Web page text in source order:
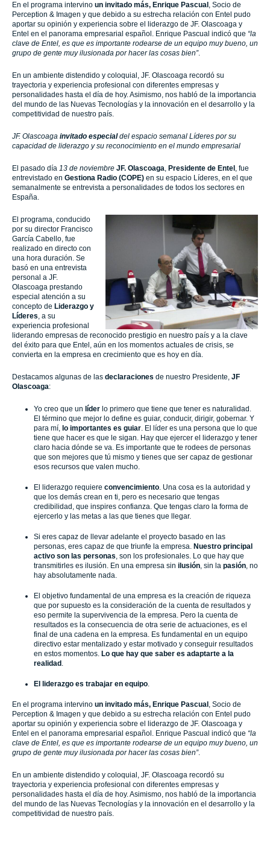
En el programa intervino un invitado más, Enrique Pascual , Socio de
Perception & Imagen y que debido a su estrecha relación con Entel pudo
aportar su opinión y experiencia sobre el liderazgo de JF. Olascoaga y
Entel en el panorama empresarial español. Enrique Pascual indicó que “la
clave de Entel, es que es importante rodearse de un equipo muy bueno, un
grupo de gente muy ilusionada por hacer las cosas bien”.
En un ambiente distendido y coloquial, JF. Olascoaga recordó su
trayectoria y experiencia profesional con diferentes empresas y
personalidades hasta el día de hoy. Asimismo, nos habló de la importancia
del mundo de las Nuevas Tecnologías y la innovación en el desarrollo y la
competitividad de nuestro país.
JF. Olascoaga invitado especialdel espacio semanal Líderes por su
capacidad de liderazgo y su reconocimiento en el mundo empresarial
El pasado día 13 de noviembre JF. Olascoaga, Presidente de Entel , fue
entrevistado en Gestiona Radio (COPE) en su espacio Líderes, en el que
semanalmente se entrevista a personalidades de todos los sectores en
España.
El programa, conducido
por su director Francisco
García Cabello, fue
realizado en directo con
una hora duración. Se
basó en una entrevista
personal a JF.
Olascoaga prestando
especial atención a su
concepto de Liderazgo y
Líderes, a su
experiencia profesional
liderando empresas de reconocido prestigio en nuestro país y a la clave
del éxito para que Entel, aún en los momentos actuales de crisis, se
convierta en la empresa en crecimiento que es hoy en día.
Destacamos algunas de las declaraciones de nuestro Presidente, JF
Olascoaga:
Yo creo que un líder lo primero que tiene que tener es naturalidad.
El término que mejor lo define es guiar, conducir, dirigir, gobernar. Y
para mí, lo importantes es guiar. El líder es una persona que lo que
tiene que hacer es que le sigan. Hay que ejercer el liderazgo y tener
claro hacia dónde se va. Es importante que te rodees de personas
que son mejores que tú mismo y tienes que ser capaz de gestionar
esos recursos que valen mucho.
El liderazgo requiere convencimiento. Una cosa es la autoridad y
que los demás crean en ti, pero es necesario que tengas
credibilidad, que inspires confianza. Que tengas claro la forma de
ejercerlo y las metas a las que tienes que llegar.
Si eres capaz de llevar adelante el proyecto basado en las
personas, eres capaz de que triunfe la empresa. Nuestro principal
activo son las personas, son los profesionales. Lo que hay que
transmitirles es ilusión. En una empresa sin ilusión, sin la pasión, no
hay absolutamente nada.
El objetivo fundamental de una empresa es la creación de riqueza
que por supuesto es la consideración de la cuenta de resultados y
eso permite la supervivencia de la empresa. Pero la cuenta de
resultados es la consecuencia de otra serie de actuaciones, es el
final de una cadena en la empresa. Es fundamental en un equipo
directivo estar mentalizado y estar motivado y conseguir resultados
en estos momentos. Lo que hay que saber es adaptarte a la
realidad .
El liderazgo es trabajar en equipo.
En el programa intervino un invitado más, Enrique Pascual , Socio de
Perception & Imagen y que debido a su estrecha relación con Entel pudo
aportar su opinión y experiencia sobre el liderazgo de JF. Olascoaga y
Entel en el panorama empresarial español. Enrique Pascual indicó que “la
clave de Entel, es que es importante rodearse de un equipo muy bueno, un
grupo de gente muy ilusionada por hacer las cosas bien”.
En un ambiente distendido y coloquial, JF. Olascoaga recordó su
trayectoria y experiencia profesional con diferentes empresas y
personalidades hasta el día de hoy. Asimismo, nos habló de la importancia
del mundo de las Nuevas Tecnologías y la innovación en el desarrollo y la
competitividad de nuestro país.